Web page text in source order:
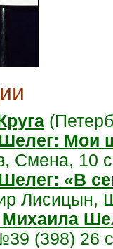
Мои
Смена, 10
«В
Лисицын,
(398) 26